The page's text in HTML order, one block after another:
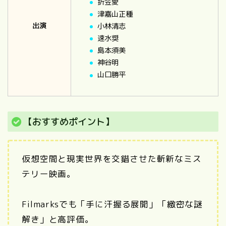
出演
折笠愛
津嘉山正種
小林清志
速水奨
島本須美
神谷明
山口勝平
【おすすめポイント】
仮想空間と現実世界を交錯させた斬新なミス
テリー映画。
Filmarksでも「手に汗握る展開」「緻密な謎
解き」と高評価。